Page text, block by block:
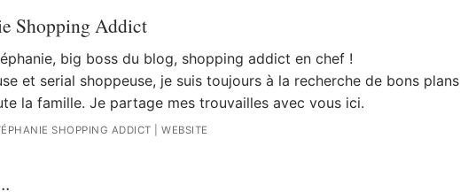
Shopping Addict
big boss du blog, shopping addict en chef !
et serial shoppeuse, je suis toujours à la recherche de bons plans
la famille. Je partage mes trouvailles avec vous ici.
SHOPPING ADDICT |WEBSITE